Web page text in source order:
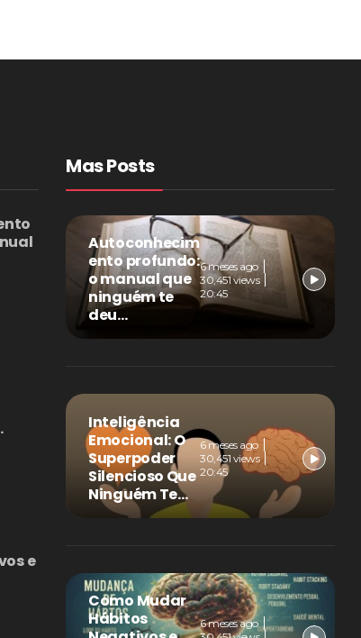
e
Mas Posts
Autoconhecim
ento profundo:
o manual que
ninguém te
deu…
6 meses ago
30,451 views
20:45
Inteligência
Emocional: O
Superpoder
Silencioso Que
Ninguém Te…
6 meses ago
30,451 views
20:45
Como Mudar
Hábitos
6 meses ago